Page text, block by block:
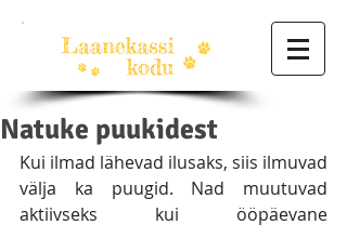
Natuke puukidest
Kui ilmad lähevad ilusaks, siis ilmuvad
välja ka puugid. Nad muutuvad
aktiivseks kui ööpäevane